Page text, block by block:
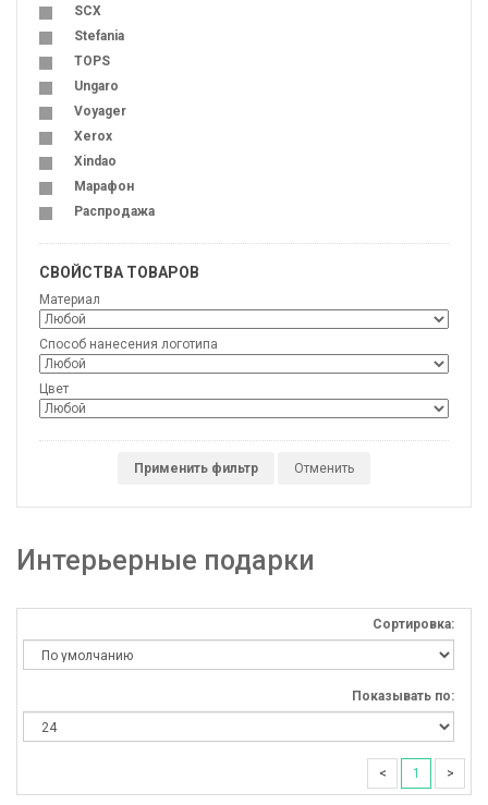
SCX
Stefania
TOPS
Ungaro
Voyager
Xerox
Xindao
Марафон
Распродажа
СВОЙСТВА ТОВАРОВ
Материал
Способ нанесения логотипа
Цвет
Применить фильтр Отменить
Интерьерные подарки
Сортировка:
Показывать по:
< 1 >